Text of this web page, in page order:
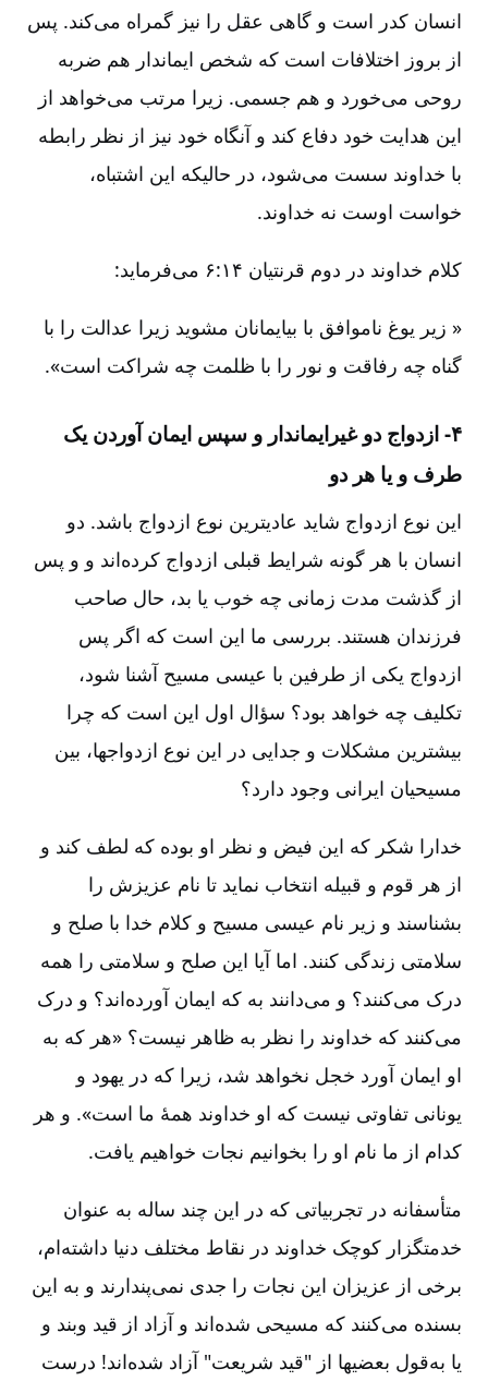
انسان کدر است و گاهی عقل را نیز گمراه می‌کند. پس
از بروز اختلافات است که شخص ایماندار هم ضربه
روحی می‌خورد و هم جسمی‌. زیرا مرتب می‌خواهد از
این هدایت خود دفاع کند و آنگاه خود نیز از نظر رابطه
با خداوند سست می‌شود، در حالیکه این اشتباه‌،
خواست اوست نه خداوند.
کلام خداوند در دوم قرنتیان ۱۴:‏۶ می‌فرماید:
« زیر یوغ ناموافق با بیایمانان مشوید زیرا عدالت را با
گناه چه رفاقت و نور را با ظلمت چه شراکت است‌».
۴- ازدواج دو غیرایماندار و سپس ایمان آوردن یک
طرف و یا هر دو
این نوع ازدواج شاید عادیترین نوع ازدواج باشد. دو
انسان با هر گونه شرایط قبلی ازدواج کرده‌اند و و پس
از گذشت مدت زمانی چه خوب یا بد، حال صاحب
فرزندان هستند. بررسی ما این است که اگر پس
ازدواج یکی از طرفین با عیسی مسیح آشنا شود،
تکلیف چه خواهد بود؟ سؤال اول این است که چرا
بیشترین مشکلات و جدایی در این نوع ازدواجها، بین
مسیحیان ایرانی وجود دارد؟
خدارا شکر که این فیض و نظر او بوده که لطف کند و
از هر قوم و قبیله انتخاب نماید تا نام عزیزش را
بشناسند و زیر نام عیسی مسیح و کلام خدا با صلح و
سلامتی زندگی کنند. اما آیا این صلح و سلامتی را همه
درک می‌کنند؟ و می‌دانند به که ایمان آورده‌اند؟ و درک
می‌کنند که خداوند را نظر به ظاهر نیست‌؟ «هر که به
او ایمان آورد خجل نخواهد شد، زیرا که در یهود و
یونانی تفاوتی نیست که او خداوند همۀ ما است‌». و هر
کدام از ما نام او را بخوانیم نجات خواهیم یافت‌.
متأسفانه در تجربیاتی که در این چند ساله به عنوان
خدمتگزار کوچک خداوند در نقاط مختلف دنیا داشته‌ام‌،
برخی از عزیزان این نجات را جدی نمی‌پندارند و به این
بسنده می‌کنند که مسیحی شده‌اند و آزاد از قید وبند و
یا به‌قول بعضیها از "قید شریعت‌" آزاد شده‌اند! درست